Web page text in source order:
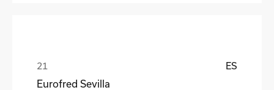
ES
Eurofred Sevilla